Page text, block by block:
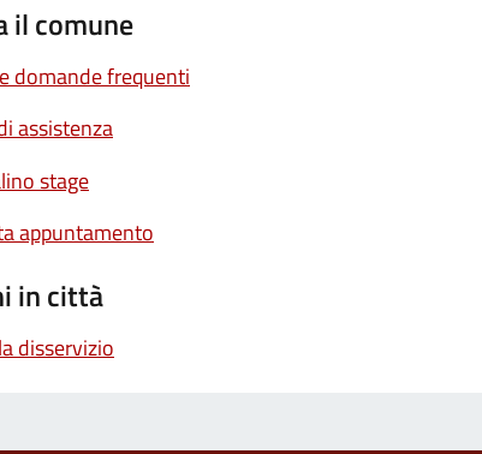
il comune
domande frequenti
assistenza
stage
appuntamento
in città
disservizio